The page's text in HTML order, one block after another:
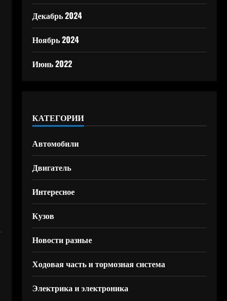
Декабрь 2024
Ноябрь 2024
Июнь 2022
КАТЕГОРИИ
Автомобили
Двигатель
Интересное
Кузов
Новости разные
Ходовая часть и тормозная система
Электрика и электроника